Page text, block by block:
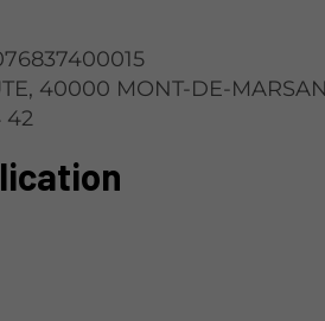
40000 MONT-DE-
42